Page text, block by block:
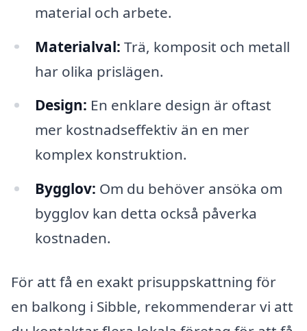
material och arbete.
Materialval: Trä, komposit och metall
har olika prislägen.
Design: En enklare design är oftast
mer kostnadseffektiv än en mer
komplex konstruktion.
Bygglov: Om du behöver ansöka om
bygglov kan detta också påverka
kostnaden.
För att få en exakt prisuppskattning för
en balkong i Sibble, rekommenderar vi att